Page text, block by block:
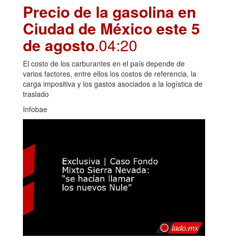
Precio de la gasolina en
Ciudad de México este 5
de agosto.04:20
El costo de los carburantes en el país depende de
varios factores, entre ellos los costos de referencia, la
carga impositiva y los gastos asociados a la logística de
traslado
Infobae